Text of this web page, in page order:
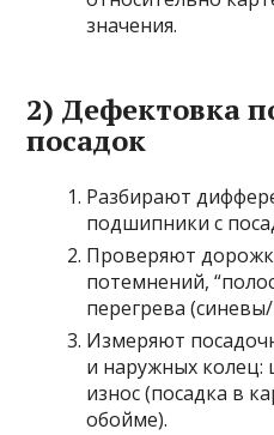
значения.
2) Дефектовка
посадок
Разбирают
подшипники с
Проверяют
потемнений,
перегрева
Измеряют
и наружных колец:
износ (посадка в
обойме).